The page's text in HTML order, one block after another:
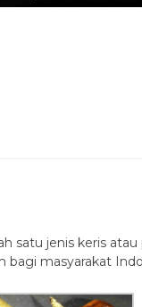
satu jenis keris
bagi masyarakat